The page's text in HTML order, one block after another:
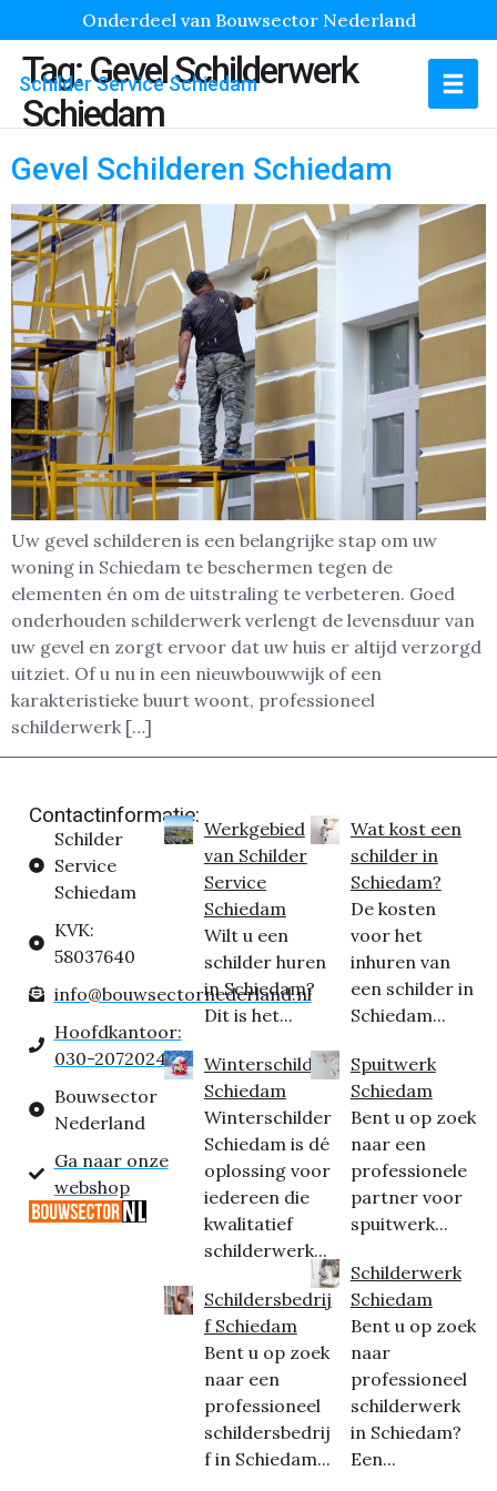
Onderdeel van Bouwsector Nederland
Schilder Service Schiedam
Tag:Gevel Schilderwerk
Schiedam
Gevel Schilderen Schiedam
Uw gevel schilderen is een belangrijke stap om uw
woning in Schiedam te beschermen tegen de
elementen én om de uitstraling te verbeteren. Goed
onderhouden schilderwerk verlengt de levensduur van
uw gevel en zorgt ervoor dat uw huis er altijd verzorgd
uitziet. Of u nu in een nieuwbouwwijk of een
karakteristieke buurt woont, professioneel
schilderwerk […]
Contactinformatie:
Schilder
Service
Schiedam
KVK:
58037640
info@bouwsectornederland.nl
Hoofdkantoor:
030-2072024
Bouwsector
Nederland
Ga naar onze
webshop
Werkgebied
van Schilder
Service
Schiedam
Wilt u een
schilder huren
in Schiedam?
Dit is het...
Winterschilder
Schiedam
Winterschilder
Schiedam is dé
oplossing voor
iedereen die
kwalitatief
schilderwerk...
Schildersbedrij
f Schiedam
Bent u op zoek
naar een
professioneel
schildersbedrij
f in Schiedam...
Wat kost een
schilder in
Schiedam?
De kosten
voor het
inhuren van
een schilder in
Schiedam...
Spuitwerk
Schiedam
Bent u op zoek
naar een
professionele
partner voor
spuitwerk...
Schilderwerk
Schiedam
Bent u op zoek
naar
professioneel
schilderwerk
in Schiedam?
Een...